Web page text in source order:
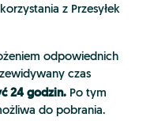
z Przesyłek
odpowiednich
czas
24 godzin. Po tym
do pobrania.